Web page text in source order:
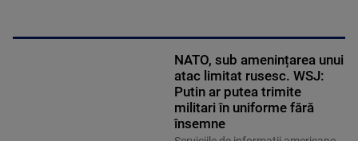
NATO, sub amenințarea unui
atac limitat rusesc. WSJ:
Putin ar putea trimite
militari în uniforme fără
însemne